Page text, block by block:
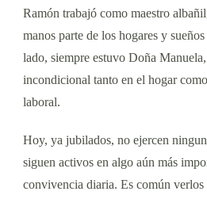
Ramón trabajó como maestro
manos parte de los hogares y
lado, siempre estuvo Doña
incondicional tanto en el hogar
laboral.
Hoy, ya jubilados, no ejercen
siguen activos en algo aún más
convivencia diaria. Es común verlos